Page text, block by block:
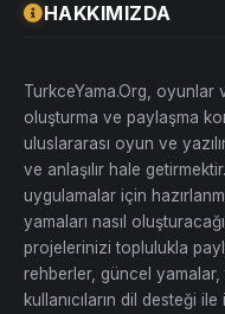
HAKKIMIZDA
TurkceYama.Org, oyunlar
oluşturma ve paylaşma
uluslararası oyun ve
ve anlaşılır hale
uygulamalar için
yamaları nasıl
projelerinizi toplulukla
rehberler, güncel
kullanıcıların dil desteği ile